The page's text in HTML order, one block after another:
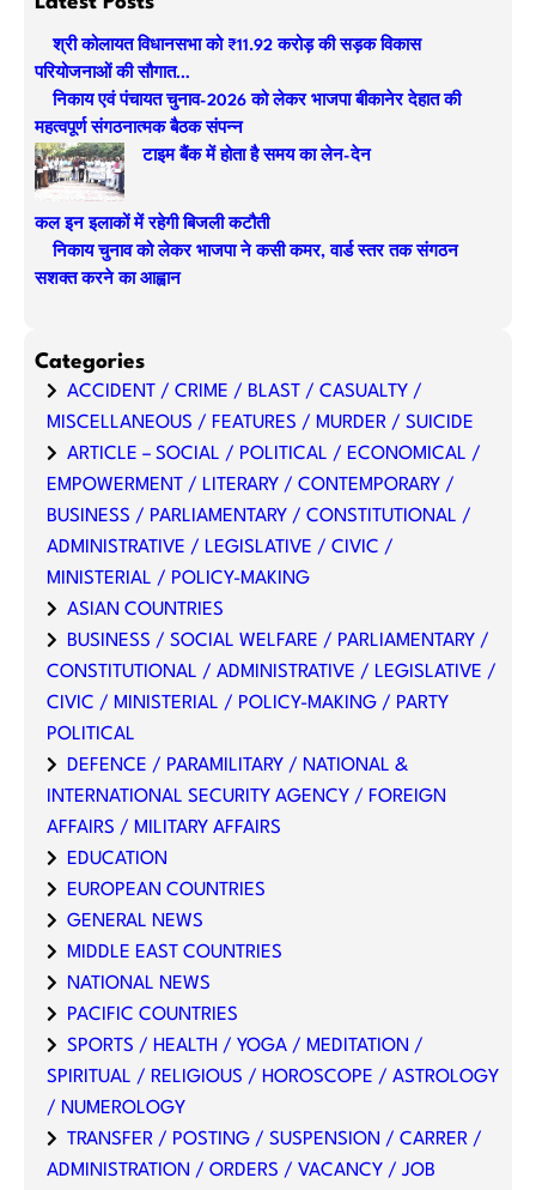
श्री कोलायत विधानसभा को ₹11.92 करोड़ की सड़क विकास
परियोजनाओं की सौगात…
निकाय एवं पंचायत चुनाव-2026 को लेकर भाजपा बीकानेर देहात की
महत्वपूर्ण संगठनात्मक बैठक संपन्न
टाइम बैंक में होता है समय का लेन-देन
कल इन इलाकों में रहेगी बिजली कटौती
निकाय चुनाव को लेकर भाजपा ने कसी कमर, वार्ड स्तर तक संगठन
सशक्त करने का आह्वान
Categories
ACCIDENT / CRIME / BLAST / CASUALTY /
MISCELLANEOUS / FEATURES / MURDER / SUICIDE
ARTICLE – SOCIAL / POLITICAL / ECONOMICAL /
EMPOWERMENT / LITERARY / CONTEMPORARY /
BUSINESS / PARLIAMENTARY / CONSTITUTIONAL /
ADMINISTRATIVE / LEGISLATIVE / CIVIC /
MINISTERIAL / POLICY-MAKING
ASIAN COUNTRIES
BUSINESS / SOCIAL WELFARE / PARLIAMENTARY /
CONSTITUTIONAL / ADMINISTRATIVE / LEGISLATIVE /
CIVIC / MINISTERIAL / POLICY-MAKING / PARTY
POLITICAL
DEFENCE / PARAMILITARY / NATIONAL &
INTERNATIONAL SECURITY AGENCY / FOREIGN
AFFAIRS / MILITARY AFFAIRS
EDUCATION
EUROPEAN COUNTRIES
GENERAL NEWS
MIDDLE EAST COUNTRIES
NATIONAL NEWS
PACIFIC COUNTRIES
SPORTS / HEALTH / YOGA / MEDITATION /
SPIRITUAL / RELIGIOUS / HOROSCOPE / ASTROLOGY
/ NUMEROLOGY
TRANSFER / POSTING / SUSPENSION / CARRER /
ADMINISTRATION / ORDERS / VACANCY / JOB